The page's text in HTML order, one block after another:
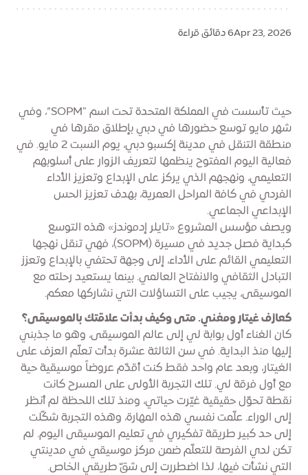
Apr 23, 20266 دقائق قراءة
حيث تأسست في المملكة المتحدة تحت اسم "SOPM”، وفي
شهر مايو توسع حضورها في دبي بإطلاق مقرها في
منطقة التنقل في مدينة إكسبو دبي، يوم السبت 2 مايو. في
فعالية اليوم المفتوح ينظمها لتعريف الزوار على أسلوبهم
التعليمي، ونهجهم الذي يركز على الإبداع وتعزيز الأداء
الفردي في كافة المراحل العمرية، بهدف تعزيز الحس
الإبداعي الجماعي.
ويصف مؤسس المشروع «تايلر إدموندز» هذه التوسع
كبداية فصل جديد في مسيرة (SOPM)، فهي تنقل نهجها
التعليمي القائم على الأداء، إلى وجهة تحتفي بالإبداع وتعزز
التبادل الثقافي والانفتاح العالمي. بينما يستعيد رحلته مع
الموسيقى، يجيب على التساؤلات التي نشاركها معكم.
كعازف غيتار ومغني. متى وكيف بدأت علاقتك بالموسيقى؟
كان الغناء أول بوابة لي إلى عالم الموسيقى، وهو ما جذبني
إليها منذ البداية. في سن الثالثة عشرة بدأت تعلّم العزف على
الغيتار، وبعد عام واحد فقط كنت أقدّم عروضاً موسيقية حية
مع أول فرقة لي. تلك التجربة الأولى على المسرح كانت
نقطة تحوّل حقيقية غيّرت حياتي، ومنذ تلك اللحظة لم أنظر
إلى الوراء. علّمت نفسي هذه المهارة، وهذه التجربة شكّلت
إلى حد كبير طريقة تفكيري في تعليم الموسيقى اليوم. لم
تكن لدي الفرصة للتعلّم ضمن مركز موسيقي في مدينتي
التي نشأت فيها، لذا اضطررت إلى شقّ طريقي الخاص.